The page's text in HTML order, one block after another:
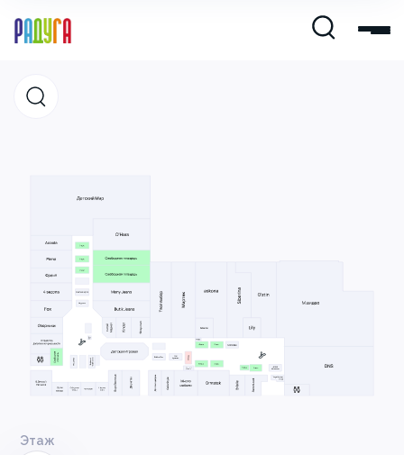
Развлечения и кино
Услуги и сервис
Свободная площадь
Этаж